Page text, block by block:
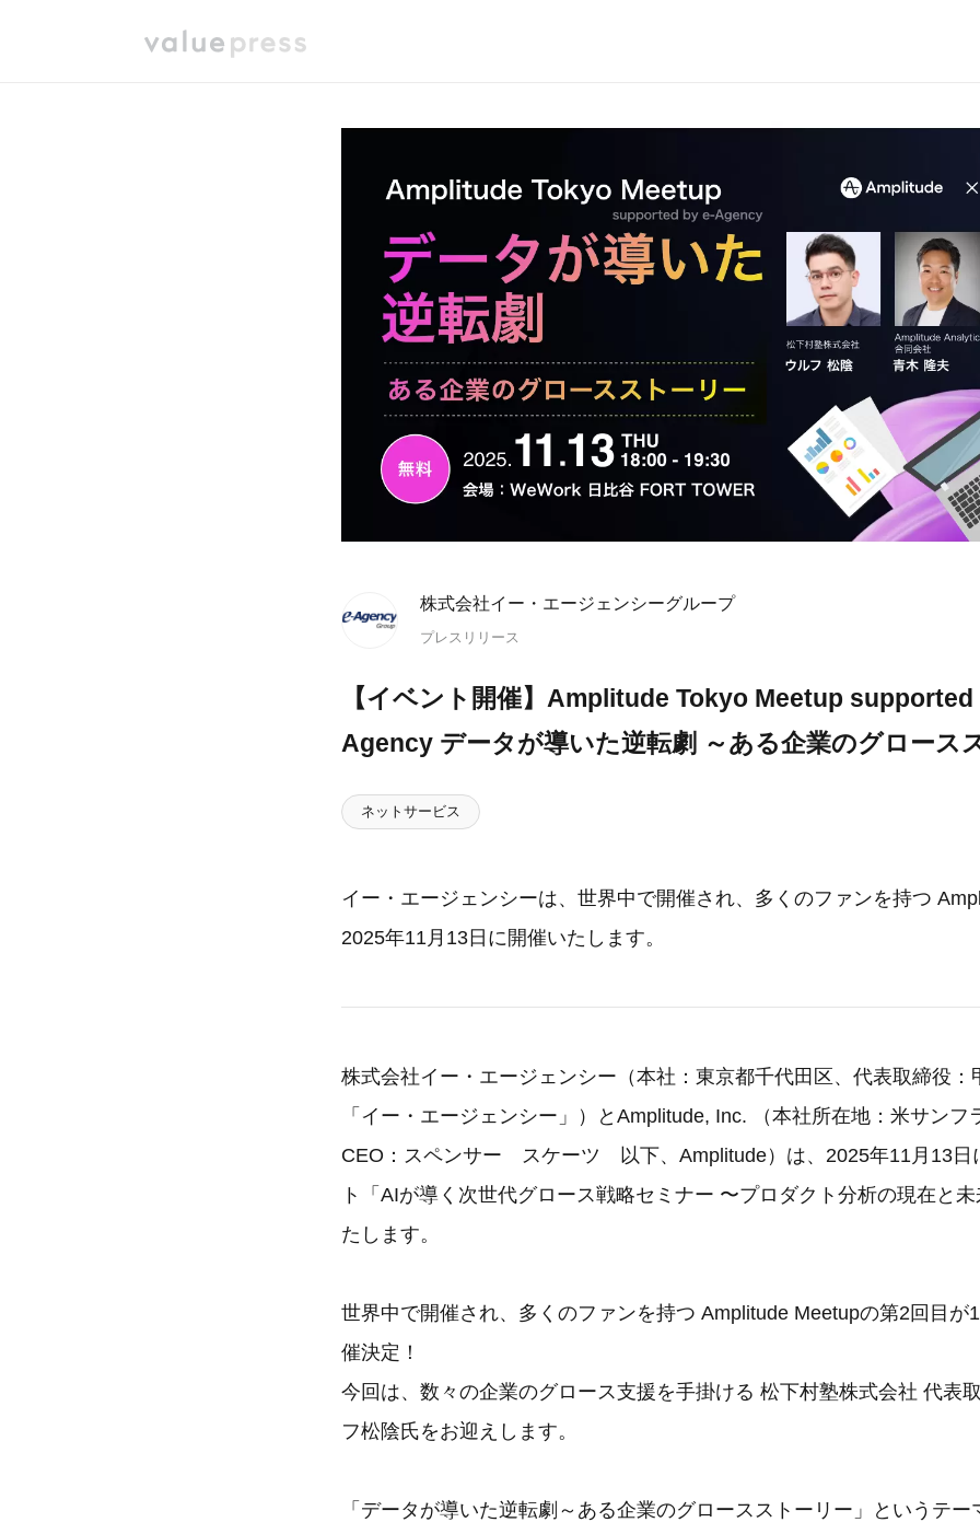
株式会社イー・エージェンシーグループ
プレスリリース
【イベント開催】Amplitude Tokyo Meetup supported
Agency データが導いた逆転劇 ～ある企業のグロース
ネットサービス
イー・エージェンシーは、世界中で開催され、多くのファンを持つ
2025年11月13日に開催いたします。
株式会社イー・エージェンシー（本社：東京都千代田区、代表取締役：
「イー・エージェンシー」）とAmplitude, Inc. （本社所在地：米サンフ
CEO：スペンサー スケーツ 以下、Amplitude）は、2025年11月13日
ト「AIが導く次世代グロース戦略セミナー 〜プロダクト分析の現在と
たします。
世界中で開催され、多くのファンを持つ Amplitude Meetupの第2回目が
催決定！
今回は、数々の企業のグロース支援を手掛ける 松下村塾株式会社 代表
フ松陰氏をお迎えします。
「データが導いた逆転劇～ある企業のグロースストーリー」というテー